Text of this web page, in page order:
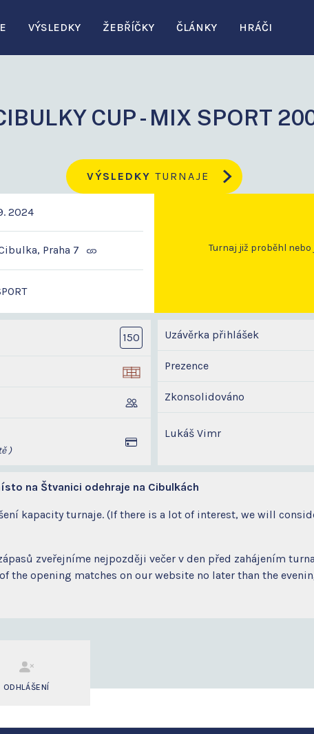
VÝSLEDKY ŽEBŘÍČKY ČLÁNKY HRÁČI
CUP - MIX SPORT
VÝSLEDKY TURNAJE
2024
Praha 7 Turnaj již proběhl nebo
150
)
Uzávěrka přihlášek
Prezence
Zkonsolidováno
Lukáš Vimr
na Štvanici odehraje na Cibulkách
kapacity turnaje. (If there is a lot of interest, we will
zveřejníme nejpozději večer v den před zahájením
the opening matches on our website no later than the
ODHLÁŠENÍ